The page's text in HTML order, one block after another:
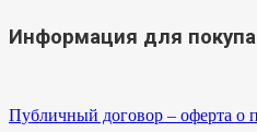
Информация для
Публичный договор – оферта о